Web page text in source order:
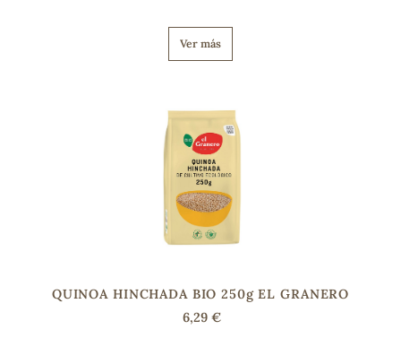
Ver más
QUINOA HINCHADA BIO 250g EL GRANERO
6,29 €